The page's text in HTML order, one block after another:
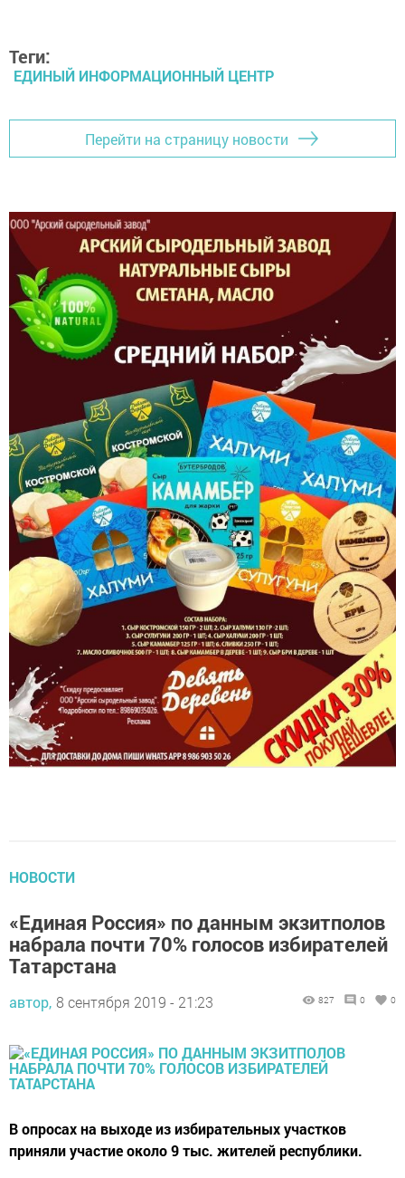
Теги:
ЕДИНЫЙ ИНФОРМАЦИОННЫЙ ЦЕНТР
Перейти на страницу новости
НОВОСТИ
«Единая Россия» по данным экзитполов
набрала почти 70% голосов избирателей
Татарстана
автор, 8 сентября 2019 - 21:23 827 0 0
В опросах на выходе из избирательных участков
приняли участие около 9 тыс. жителей республики.